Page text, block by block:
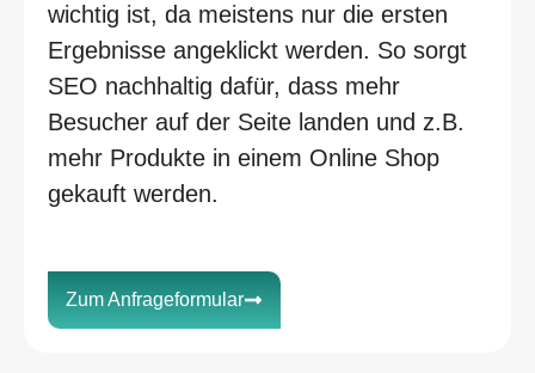
wichtig ist, da meistens nur die ersten
Ergebnisse angeklickt werden. So sorgt
SEO nachhaltig dafür, dass mehr
Besucher auf der Seite landen und z.B.
mehr Produkte in einem Online Shop
gekauft werden.
Zum Anfrageformular